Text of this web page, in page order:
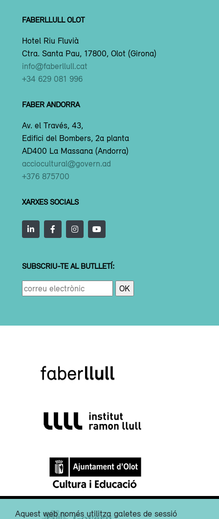
FABERLLULL OLOT
Hotel Riu Fluvià
Ctra. Santa Pau, 17800, Olot (Girona)
info@faberllull.cat
+34 629 081 996
FABER ANDORRA
Av. el Través, 43,
Edifici del Bombers, 2a planta
AD400 La Massana (Andorra)
acciocultural@govern.ad
+376 875700
XARXES SOCIALS
SUBSCRIU-TE AL BUTLLETÍ:
Aquest web només utilitza galetes de sessió